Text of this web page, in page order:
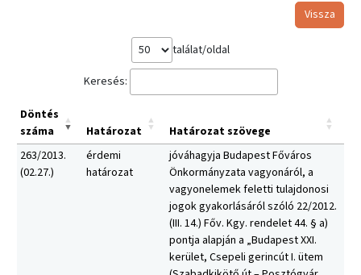
Vissza
találat/oldal
Keresés:
Döntés
száma
Határozat
Határozat szövege
263/2013.
(02.27.)
érdemi
határozat
jóváhagyja Budapest Főváros
Önkormányzata vagyonáról, a
vagyonelemek feletti tulajdonosi
jogok gyakorlásáról szóló 22/2012.
(III. 14.) Főv. Kgy. rendelet 44. § a)
pontja alapján a „Budapest XXI.
kerület, Csepeli gerincút I. ütem